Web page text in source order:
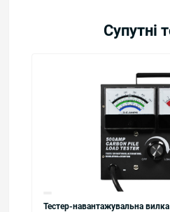
Супутні
Тестер-навантажувальна